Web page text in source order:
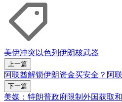
美伊冲突以色列 伊朗核武器
上一篇
阿联酋解锁伊朗资金买安全？阿
下一篇
美媒：特朗普政府限制外国获取